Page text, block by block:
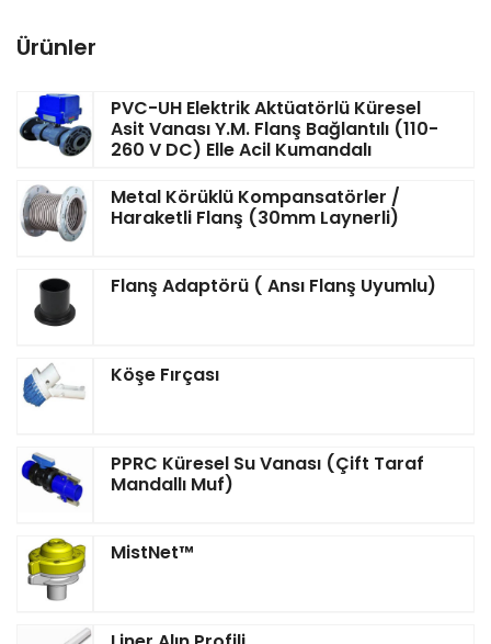
Ürünler
PVC-UH Elektrik Aktüatörlü Küresel
Asit Vanası Y.M. Flanş Bağlantılı (110-
260 V DC) Elle Acil Kumandalı
Metal Körüklü Kompansatörler /
Haraketli Flanş (30mm Laynerli)
Flanş Adaptörü ( Ansı Flanş Uyumlu)
Köşe Fırçası
PPRC Küresel Su Vanası (Çift Taraf
Mandallı Muf)
MistNet™‎